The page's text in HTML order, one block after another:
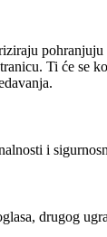
pohranjuju
Ti će se
i
drugog